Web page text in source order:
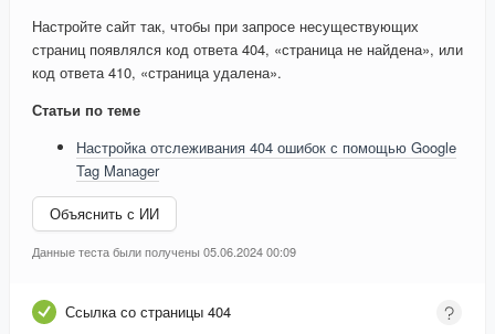
Настройте сайт так, чтобы при запросе несуществующих
страниц появлялся код ответа 404, «страница не найдена», или
код ответа 410, «страница удалена».
Статьи по теме
Настройка отслеживания 404 ошибок с помощью Google
Tag Manager
Объяснить с ИИ
Данные теста были получены 05.06.2024 00:09
Ссылка со страницы 404